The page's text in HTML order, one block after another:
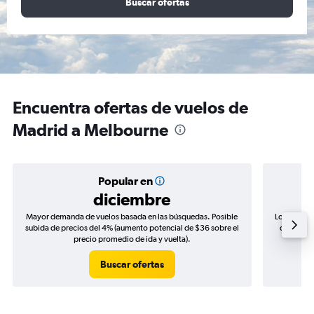
Encuentra ofertas de vuelos de
Madrid a Melbourne
Popular en
diciembre
Mayor demanda de vuelos basada en las búsquedas. Posible
subida de precios del 4% (aumento potencial de $36 sobre el
precio promedio de ida y vuelta).
Buscar ofertas
Los
de